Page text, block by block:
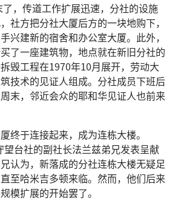
，传道工作扩展迅速，分社的设施
社方把分社大厦后方的一块地购下，
兴建新的宿舍和办公室大厦。此外，
了一座建筑物，地点就在新旧分社的
毁工程在1970年10月展开，劳动大
技术的见证人组成。分社成员下班后
末，邻近会众的耶和华见证人也前来
终于连接起来，成为连栋大楼。
台社的副社长法兰兹弟兄发表呈献
认为，新落成的分社连栋大楼无疑足
至哈米吉多顿来临。然而，他们后来
模扩展的开始罢了。